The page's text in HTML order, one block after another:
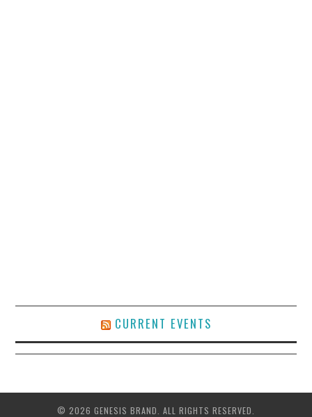
CURRENT EVENTS
© 2026 GENESIS BRAND. ALL RIGHTS RESERVED.